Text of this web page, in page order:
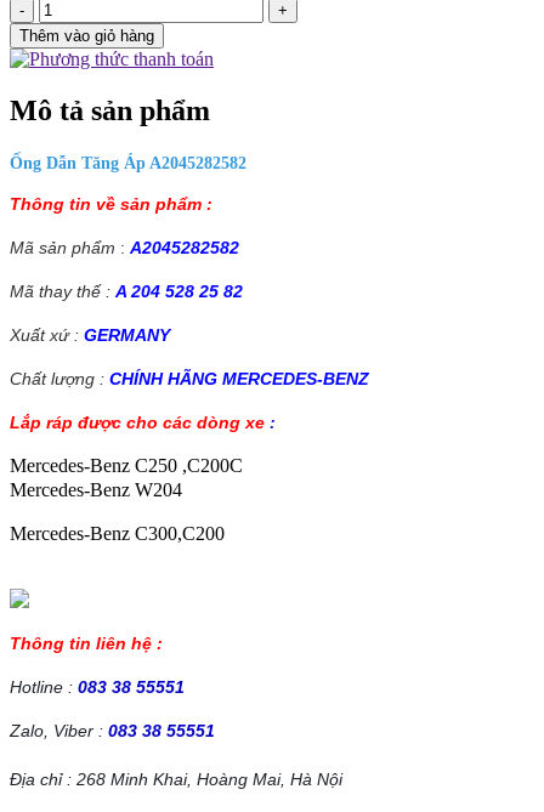
-
+
Thêm vào giỏ hàng
Mô tả sản phẩm
Ống Dẫn Tăng Áp A2045282582
Thông tin về sản phẩm :
Mã sản phẩm : A2045282582
Mã thay thế : A 204 528 25 82
Xuất xứ : GERMANY
Chất lượng : CHÍNH HÃNG MERCEDES-BENZ
Lắp ráp được cho các dòng xe :
Mercedes-Benz C250 ,C200C
Mercedes-Benz W204
Mercedes-Benz C300,C200
Thông tin liên hệ :
Hotline : 083 38 55551
Zalo, Viber : 083 38 55551
Địa chỉ : 268 Minh Khai, Hoàng Mai, Hà Nội